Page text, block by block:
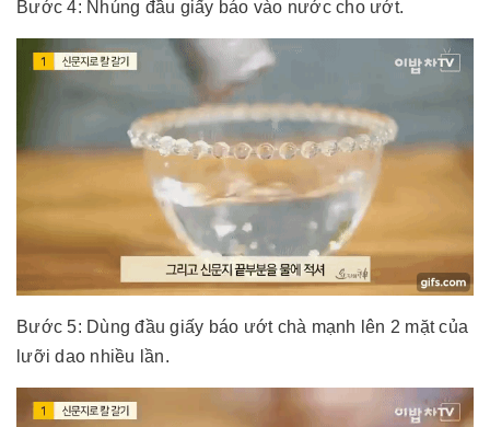
Bước 4: Nhúng đầu giấy báo vào nước cho ướt.
Bước 5: Dùng đầu giấy báo ướt chà mạnh lên 2 mặt của
lưỡi dao nhiều lần.